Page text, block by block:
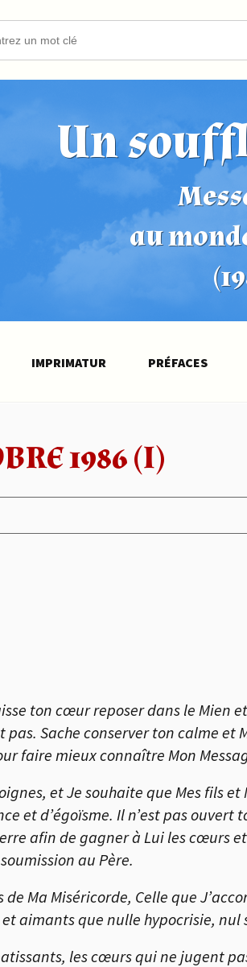
Un
au
IMPRIMATUR PRÉFACES
1986 (I)
ton cœur reposer dans le Mien
Sache conserver ton calme et
faire mieux connaître Mon
et Je souhaite que Mes fils
et d’égoïsme. Il n’est pas ouvert
afin de gagner à Lui les cœurs
au Père.
Ma Miséricorde, Celle que
aimants que nulle hypocrisie,
les cœurs qui ne jugent